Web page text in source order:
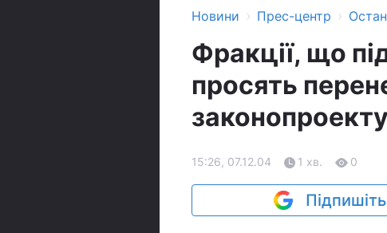
Новини › Прес-центр ›
Фракції, що
просять
15:26, 07.12.04 1 хв. 0